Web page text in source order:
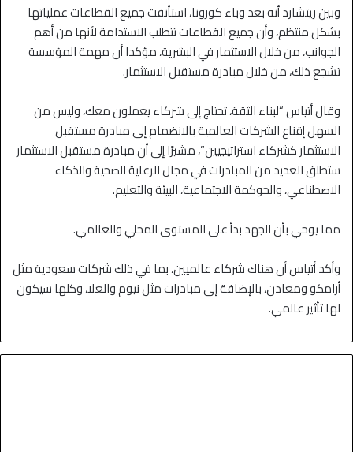
وبين ريتشارد أنه بعد وباء كورونا، استأنفت جميع القطاعات عملياتها
بشكل منتظم، وأن جميع القطاعات تتطلب الاستدامة لأنها من أهم
الجوانب، من خلال الاستثمار في البشرية، مؤكدا أن مهمة المؤسسة
تشجع ذلك، من خلال مبادرة مستقبل الاستثمار.
وقال أتياس “لبناء الثقة، تحتاج إلى شركاء يعملون معك، وليس من
السهل إقناع الشركات العالمية بالانضمام إلى مبادرة مستقبل
الاستثمار كشركاء استراتيجيين”، مشيرًا إلى أن مبادرة مستقبل الاستثمار
ستطلق العديد من المبادرات في مجال الرعاية الصحية والذكاء
الاصطناعي، والحوكمة الاجتماعية، البيئة والتعليم.
مما يوحي بأن الجهد بدأ على المستوى المحلي والعالمي.
وأكد أتياس أن هناك شركاء عالميين، بما في ذلك شركات سعودية مثل
أرامكو ومعادن، بالإضافة إلى مبادرات مثل نيوم والعلا، وكلها سيكون
لها تأثير عالمي.